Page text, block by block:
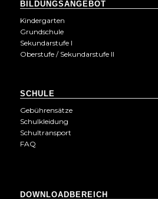
BILDUNGSANGEBOT
Kindergarten
Grundschule
Sekundarstufe I
Oberstufe / Sekundarstufe II
SCHULE
Gebührensätze
Schulkleidung
Schultransport
FAQ
DOWNLOADBEREICH